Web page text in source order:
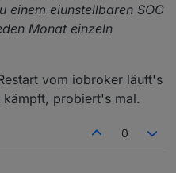
einem eiunstellbaren SOC
Monat einzeln
vom iobroker läuft's
probiert's mal.
0